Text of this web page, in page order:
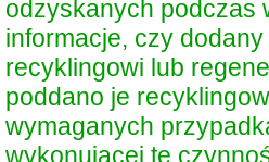
odzyskanych podczas
informacje, czy
recyklingowi lub
poddano je
wymaganych
wykonującej te